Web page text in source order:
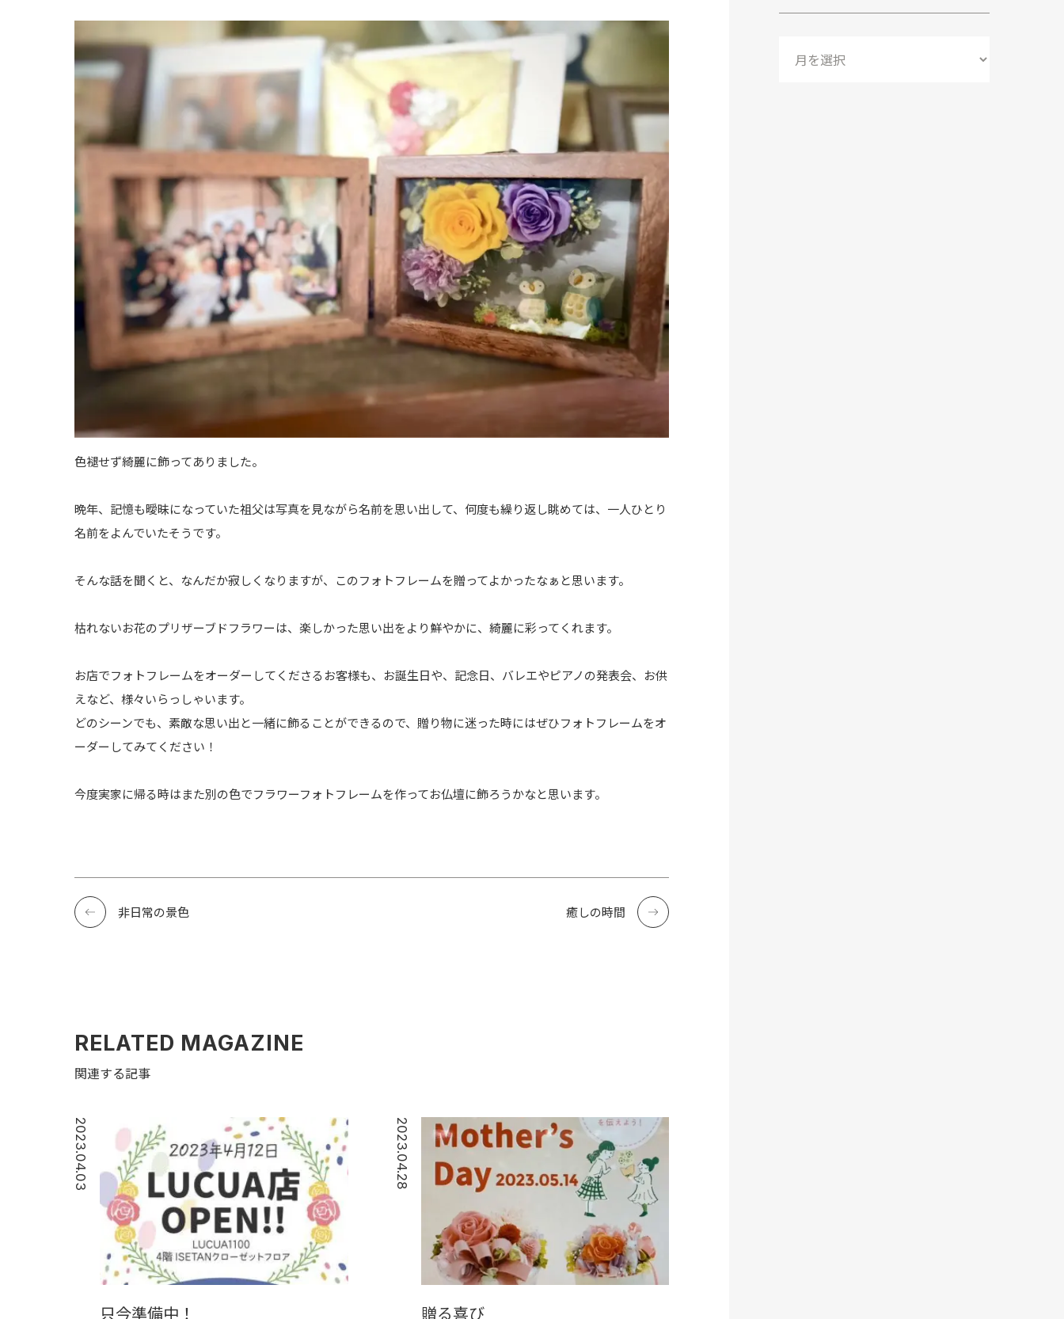
色褪せず綺麗に飾ってありました。
晩年、記憶も曖昧になっていた祖父は写真を見ながら名前を思い出して、何度も繰り返し眺めては、一人ひとり
名前をよんでいたそうです。
そんな話を聞くと、なんだか寂しくなりますが、このフォトフレームを贈ってよかったなぁと思います。
枯れないお花のプリザーブドフラワーは、楽しかった思い出をより鮮やかに、綺麗に彩ってくれます。
お店でフォトフレームをオーダーしてくださるお客様も、お誕生日や、記念日、バレエやピアノの発表会、お供
えなど、様々いらっしゃいます。
どのシーンでも、素敵な思い出と一緒に飾ることができるので、贈り物に迷った時にはぜひフォトフレームをオ
ーダーしてみてください！
今度実家に帰る時はまた別の色でフラワーフォトフレームを作ってお仏壇に飾ろうかなと思います。
非日常の景色 癒しの時間
RELATED MAGAZINE
関連する記事
2023.04.03
只今準備中！
2023.04.28
贈る喜び